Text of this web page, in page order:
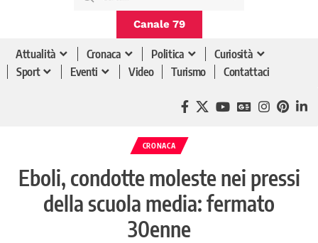
Canale 79
Attualità Cronaca Politica
Curiosità
Sport
Eventi Video Turismo Contattaci
CRONACA
Eboli, condotte moleste nei pressi
della scuola media: fermato
30enne